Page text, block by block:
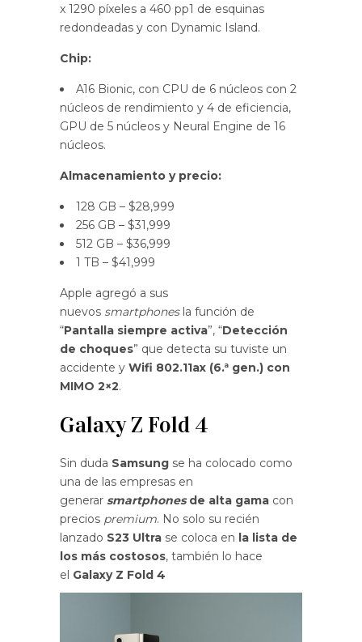
x 1290 píxeles a 460 pp1 de esquinas
redondeadas y con Dynamic Island.
Chip:
A16 Bionic, con CPU de 6 núcleos con 2
núcleos de rendimiento y 4 de eficiencia,
GPU de 5 núcleos y Neural Engine de 16
núcleos.
Almacenamiento y precio:
128 GB – $28,999
256 GB – $31,999
512 GB – $36,999
1 TB – $41,999
Apple agregó a sus
nuevos smartphonesla función de
“Pantalla siempre activa”, “Detección
de choques” que detecta su tuviste un
accidente y Wifi 802.11ax (6.ª gen.) con
MIMO 2×2.
Galaxy Z Fold 4
Sin duda Samsung se ha colocado como
una de las empresas en
generar smartphonesde alta gama con
precios premium. No solo su recién
lanzado S23 Ultra se coloca en la lista de
los más costosos, también lo hace
el Galaxy Z Fold 4